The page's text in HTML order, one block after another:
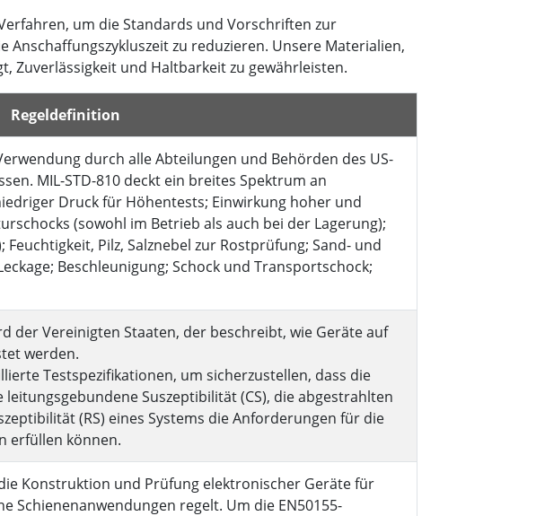
um die Standards und Vorschriften zur
zu reduzieren. Unsere Materialien,
Zuverlässigkeit und Haltbarkeit zu gewährleisten.
Regeldefinition
durch alle Abteilungen und Behörden des US-
MIL-STD-810 deckt ein breites Spektrum an
Druck für Höhentests; Einwirkung hoher und
(sowohl im Betrieb als auch bei der Lagerung);
Pilz, Salznebel zur Rostprüfung; Sand- und
Beschleunigung; Schock und Transportschock;
der Vereinigten Staaten, der beschreibt, wie Geräte auf
werden.
Testspezifikationen, um sicherzustellen, dass die
Suszeptibilität (CS), die abgestrahlten
(RS) eines Systems die Anforderungen für die
erfüllen können.
Konstruktion und Prüfung elektronischer Geräte für
Schienenanwendungen regelt. Um die EN50155-